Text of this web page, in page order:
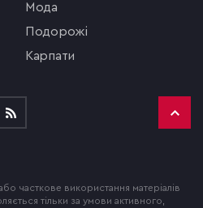
мода
подорожі
Карпати
часткове використання матеріалів
тільки за умови активного,